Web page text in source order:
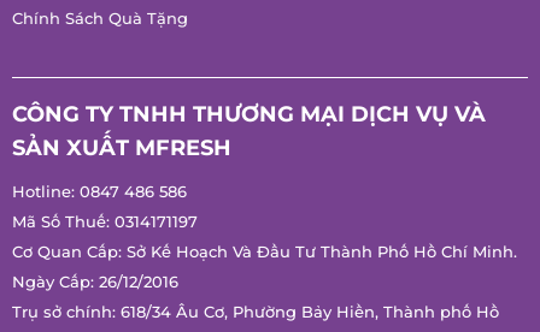
Chính Sách Quà Tặng
CÔNG TY TNHH THƯƠNG MẠI DỊCH VỤ VÀ
SẢN XUẤT MFRESH
Hotline: 0847 486 586
Mã Số Thuế: 0314171197
Cơ Quan Cấp: Sở Kế Hoạch Và Đầu Tư Thành Phố Hồ Chí Minh.
Ngày Cấp: 26/12/2016
Trụ sở chính: 618/34 Âu Cơ, Phường Bảy Hiền, Thành phố Hồ